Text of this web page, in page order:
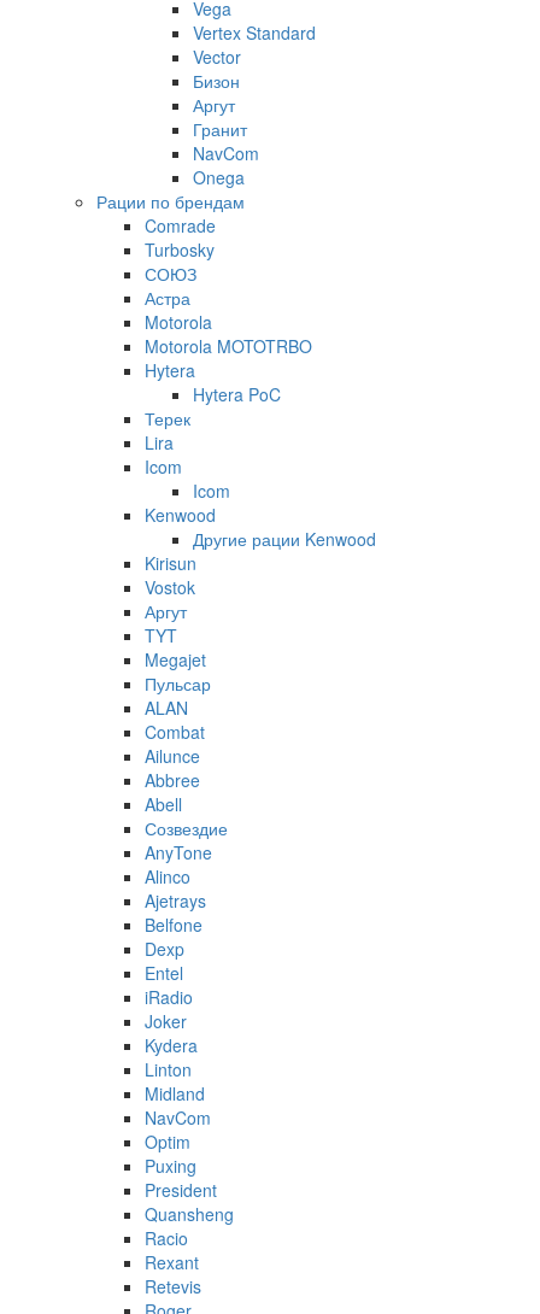
Vega
Vertex Standard
Vector
Бизон
Аргут
Гранит
NavCom
Onega
Рации по брендам
Comrade
Turbosky
СОЮЗ
Астра
Motorola
Motorola MOTOTRBO
Hytera
Hytera PoC
Терек
Lira
Icom
Icom
Kenwood
Другие рации Kenwood
Kirisun
Vostok
Аргут
TYT
Megajet
Пульсар
ALAN
Combat
Ailunce
Abbree
Abell
Созвездие
AnyTone
Alinco
Ajetrays
Belfone
Dexp
Entel
iRadio
Joker
Kydera
Linton
Midland
NavCom
Optim
Puxing
President
Quansheng
Racio
Rexant
Retevis